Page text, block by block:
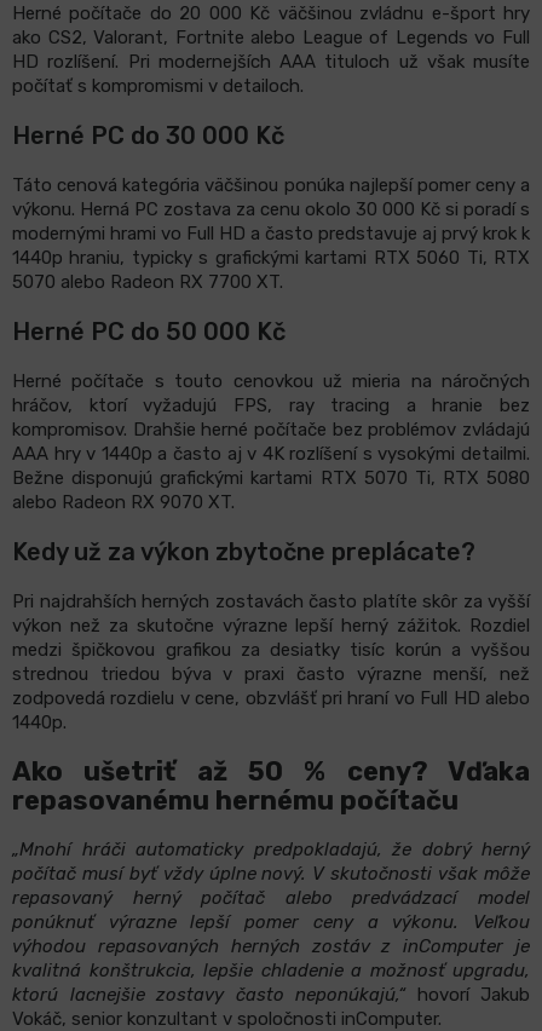
Herné počítače do 20 000 Kč väčšinou zvládnu e-šport hry
ako CS2, Valorant, Fortnite alebo League of Legends vo Full
HD rozlíšení. Pri modernejších AAA tituloch už však musíte
počítať s kompromismi v detailoch.
Herné PC do 30 000 Kč
Táto cenová kategória väčšinou ponúka najlepší pomer ceny a
výkonu. Herná PC zostava za cenu okolo 30 000 Kč si poradí s
modernými hrami vo Full HD a často predstavuje aj prvý krok k
1440p hraniu, typicky s grafickými kartami RTX 5060 Ti, RTX
5070 alebo Radeon RX 7700 XT.
Herné PC do 50 000 Kč
Herné počítače s touto cenovkou už mieria na náročných
hráčov, ktorí vyžadujú FPS, ray tracing a hranie bez
kompromisov. Drahšie herné počítače bez problémov zvládajú
AAA hry v 1440p a často aj v 4K rozlíšení s vysokými detailmi.
Bežne disponujú grafickými kartami RTX 5070 Ti, RTX 5080
alebo Radeon RX 9070 XT.
Kedy už za výkon zbytočne preplácate?
Pri najdrahších herných zostavách často platíte skôr za vyšší
výkon než za skutočne výrazne lepší herný zážitok. Rozdiel
medzi špičkovou grafikou za desiatky tisíc korún a vyššou
strednou triedou býva v praxi často výrazne menší, než
zodpovedá rozdielu v cene, obzvlášť pri hraní vo Full HD alebo
1440p.
Ako ušetriť až 50 % ceny? Vďaka
repasovanému hernému počítaču
„Mnohí hráči automaticky predpokladajú, že dobrý herný
počítač musí byť vždy úplne nový. V skutočnosti však môže
repasovaný herný počítač alebo predvádzací model
ponúknuť výrazne lepší pomer ceny a výkonu. Veľkou
výhodou repasovaných herných zostáv z inComputer je
kvalitná konštrukcia, lepšie chladenie a možnosť upgradu,
ktorú lacnejšie zostavy často neponúkajú,“hovorí Jakub
Vokáč, senior konzultant v spoločnosti inComputer.